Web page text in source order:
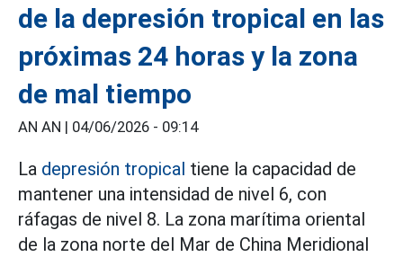
de la depresión tropical en las
próximas 24 horas y la zona
de mal tiempo
AN AN | 04/06/2026 - 09:14
La depresión tropical tiene la capacidad de
mantener una intensidad de nivel 6, con
ráfagas de nivel 8. La zona marítima oriental
de la zona norte del Mar de China Meridional